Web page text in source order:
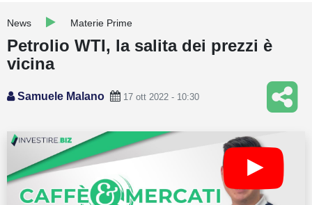
Calendario economico
Webinar
Education
Guide
Quotazioni
News Materie Prime
Petrolio WTI, la salita dei prezzi è
vicina
Samuele Malano 17 ott 2022 - 10:30